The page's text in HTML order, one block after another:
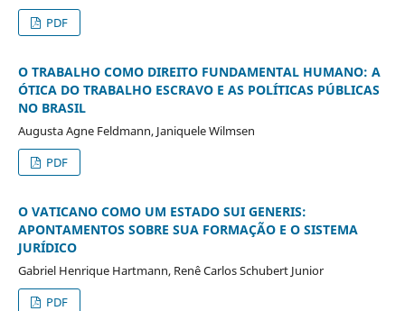
PDF
O TRABALHO COMO DIREITO FUNDAMENTAL HUMANO: A
ÓTICA DO TRABALHO ESCRAVO E AS POLÍTICAS PÚBLICAS
NO BRASIL
Augusta Agne Feldmann, Janiquele Wilmsen
PDF
O VATICANO COMO UM ESTADO SUI GENERIS:
APONTAMENTOS SOBRE SUA FORMAÇÃO E O SISTEMA
JURÍDICO
Gabriel Henrique Hartmann, Renê Carlos Schubert Junior
PDF